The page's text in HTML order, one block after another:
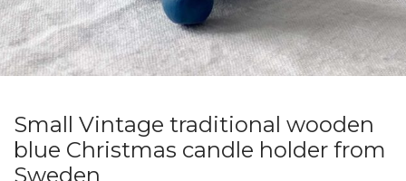
Small Vintage traditional wooden
blue Christmas candle holder from
Sweden